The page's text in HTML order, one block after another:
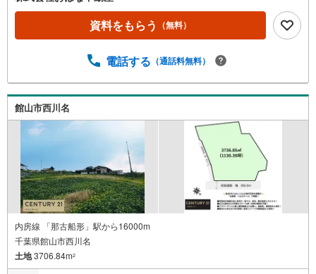
資料をもらう （無料）
電話する （通話料無料）
館山市西川名
内房線 「那古船形」駅から16000m
千葉県館山市西川名
土地3706.84m2